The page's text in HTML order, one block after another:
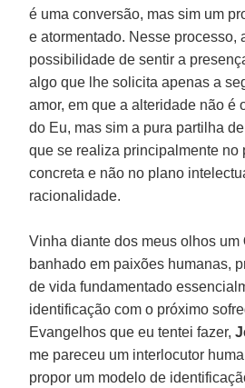
é uma conversão, mas sim um
e atormentado. Nesse processo,
possibilidade de sentir a
algo que lhe solicita apenas a
amor, em que a alteridade não é
do Eu, mas sim a pura partilha
que se realiza principalmente no
concreta e não no plano
racionalidade.
Vinha diante dos meus olhos um
banhado em paixões humanas,
de vida fundamentado
identificação com o próximo
Evangelhos que eu tentei fazer,
me pareceu um interlocutor
propor um modelo de